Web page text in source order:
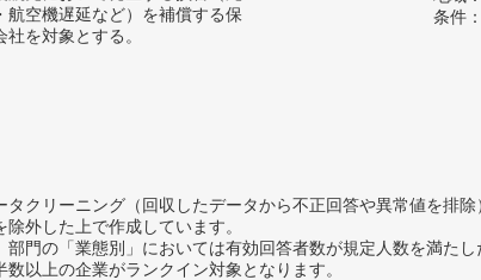
航空機遅延など）を補償する保
を対象とする。
条件
クリーニング（回収したデータから不正回答や異常値を排除
外した上で作成しています。
門の「業態別」においては有効回答者数が規定人数を満た
以上の企業がランクイン対象となります。